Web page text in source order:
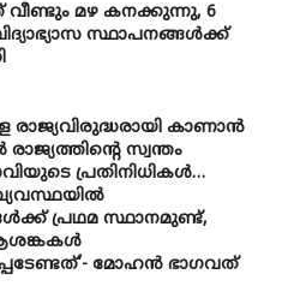
മഴ കനക്കുന്നു, 6
സ്ഥാപനങ്ങൾക്ക്
രാജ്യവിരുദ്ധരായി കാണാൻ
രാജ്യത്തിന്റെ സ്വന്തം
പ്രതിനിധികൾ…
പ്രഥമ സ്ഥാനമുണ്ട്,
മോഹൻ ഭാ​ഗവത്